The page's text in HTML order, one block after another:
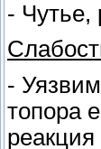
- Чутье,
-
топора